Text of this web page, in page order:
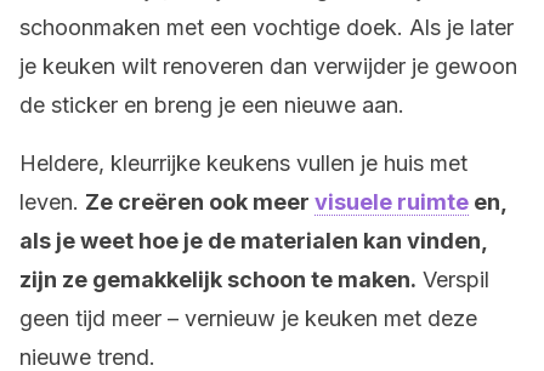
schoonmaken met een vochtige doek. Als je later
je keuken wilt renoveren dan verwijder je gewoon
de sticker en breng je een nieuwe aan.
Heldere, kleurrijke keukens vullen je huis met
leven. Ze creëren ook meer visuele ruimte en,
als je weet hoe je de materialen kan vinden,
zijn ze gemakkelijk schoon te maken. Verspil
geen tijd meer – vernieuw je keuken met deze
nieuwe trend.